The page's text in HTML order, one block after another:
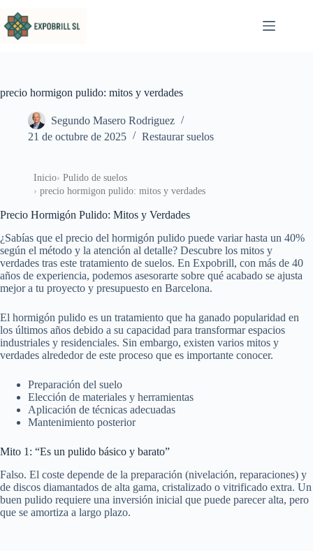
precio hormigon pulido: mitos y verdades
Segundo Masero Rodriguez
21 de octubre de 2025
Restaurar suelos
Inicio
Pulido de suelos
precio hormigon pulido: mitos y verdades
Precio Hormigón Pulido: Mitos y Verdades
¿Sabías que el precio del hormigón pulido puede variar hasta un 40%
según el método y la atención al detalle? Descubre los mitos y
verdades tras este tratamiento de suelos. En Expobrill, con más de 40
años de experiencia, podemos asesorarte sobre qué acabado se ajusta
mejor a tu proyecto y presupuesto en Barcelona.
El hormigón pulido es un tratamiento que ha ganado popularidad en
los últimos años debido a su capacidad para transformar espacios
industriales y residenciales. Sin embargo, existen varios mitos y
verdades alrededor de este proceso que es importante conocer.
Preparación del suelo
Elección de materiales y herramientas
Aplicación de técnicas adecuadas
Mantenimiento posterior
Mito 1: “Es un pulido básico y barato”
Falso. El coste depende de la preparación (nivelación, reparaciones) y
de discos diamantados de alta gama, cristalizado o vitrificado extra. Un
buen pulido requiere una inversión inicial que puede parecer alta, pero
que se amortiza a largo plazo.